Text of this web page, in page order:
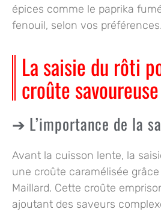
épices comme le paprika
fenouil, selon vos préférences.
La saisie du rôti
croûte savoureuse
L’importance de la
Avant la cuisson lente, la
une croûte caramélisée
Maillard. Cette croûte
ajoutant des saveurs